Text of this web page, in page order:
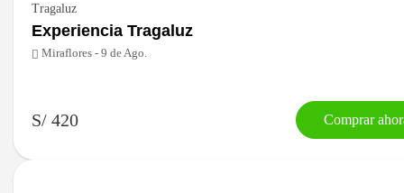
Tragaluz
Experiencia Tragaluz
Miraflores - 9 de Ago.
S/ 420 Comprar